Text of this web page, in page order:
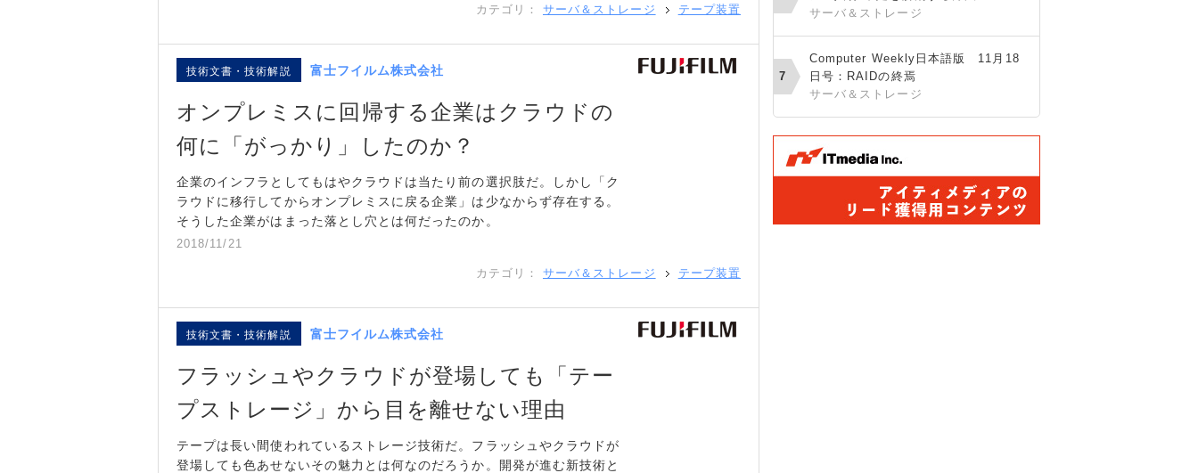
カテゴリ： サーバ＆ストレージ テープ装置
技術文書・技術解説 富士フイルム株式会社
オンプレミスに回帰する企業はクラウドの
何に「がっかり」したのか？
企業のインフラとしてもはやクラウドは当たり前の選択肢だ。しかし「ク
ラウドに移行してからオンプレミスに戻る企業」は少なからず存在する。
そうした企業がはまった落とし穴とは何だったのか。
2018/11/21
カテゴリ： サーバ＆ストレージ テープ装置
技術文書・技術解説 富士フイルム株式会社
フラッシュやクラウドが登場しても「テー
プストレージ」から目を離せない理由
テープは長い間使われているストレージ技術だ。フラッシュやクラウドが
登場しても色あせないその魅力とは何なのだろうか。開発が進む新技術と
サーバ＆ストレージ
Computer Weekly日本語版 11月18
日号：RAIDの終焉
サーバ＆ストレージ